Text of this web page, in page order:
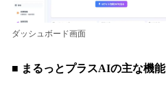
ダッシュボード画面
■ まるっとプラスAIの主な機能